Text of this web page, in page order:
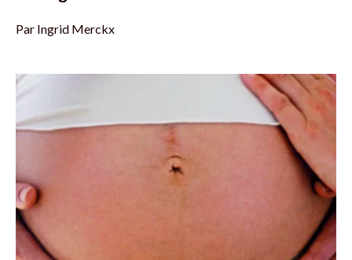
Par Ingrid Merckx